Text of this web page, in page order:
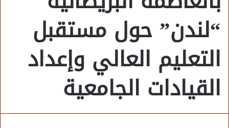
“لندن” حول مستقبل
التعليم العالي وإعداد
القيادات الجامعية